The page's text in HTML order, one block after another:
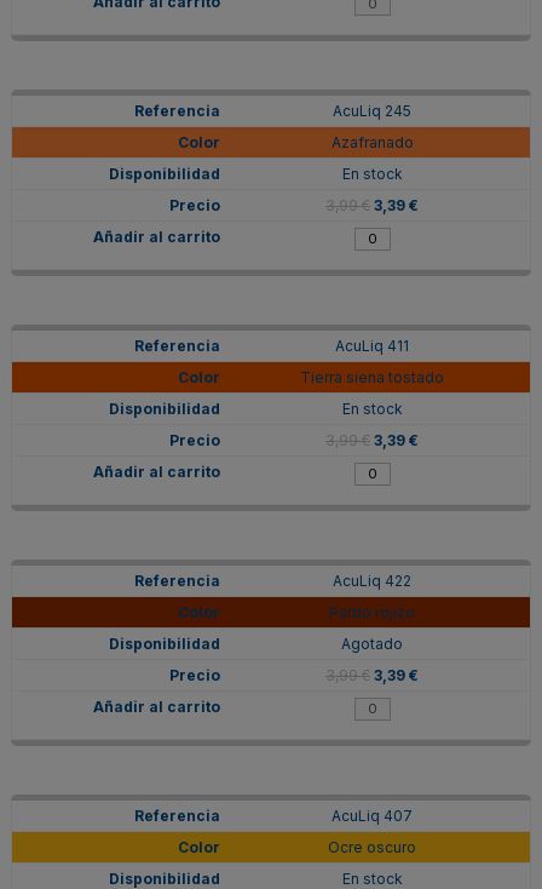
AcuLiq 245
Azafranado
En stock
3,99 € 3,39 €
AcuLiq 411
Tierra siena tostado
En stock
3,99 € 3,39 €
AcuLiq 422
Pardo rojizo
Agotado
3,99 € 3,39 €
AcuLiq 407
Ocre oscuro
En stock